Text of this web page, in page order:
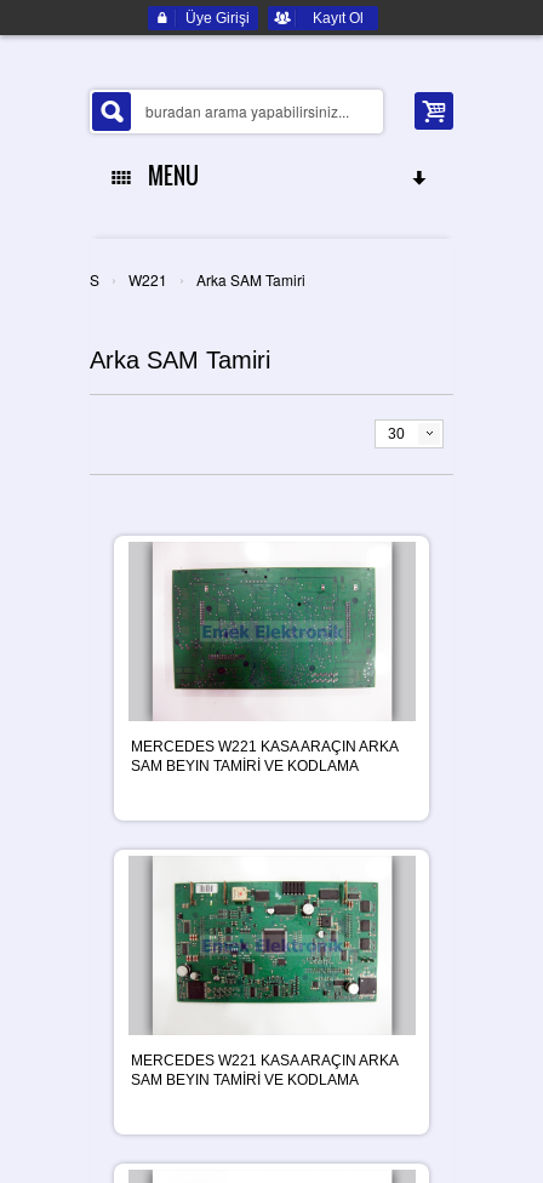
Üye Girişi Kayıt Ol
MENU
ELEKTRONIK YEDEK PARÇA
S › W221 › Arka SAM Tamiri
Arka SAM Tamiri
30
MERCEDES W221 KASA ARAÇIN ARKA
SAM BEYIN TAMİRİ VE KODLAMA
MERCEDES W221 KASA ARAÇIN ARKA
SAM BEYIN TAMİRİ VE KODLAMA